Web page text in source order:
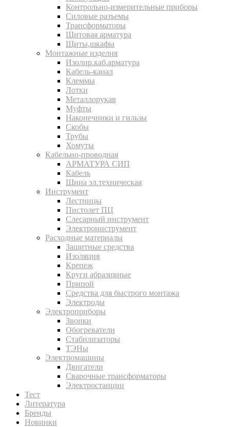
Контрольно-измерительные приборы
Силовые разъемы
Трансформаторы
Щитовая арматура
Щиты,шкафы
Монтажные изделия
Изолир.каб.арматура
Кабель-канал
Клеммы
Лотки
Металлорукав
Муфты
Наконечники и гильзы
Скобы
Трубы
Хомуты
Кабельно-проводная
АРМАТУРА СИП
Кабель
Шина эл.техническая
Инструмент
Лестницы
Пистолет ПЦ
Слесарный инструмент
Электроинструмент
Расходные материалы
Защитные средства
Изоляция
Крепеж
Круги абразивные
Припой
Средства для быстрого монтажа
Электроды
Электроприборы
Звонки
Обогреватели
Стабилизаторы
ТЭНы
Электромашины
Двигатели
Сварочные трансформаторы
Электростанции
Тест
Литература
Бренды
Новинки